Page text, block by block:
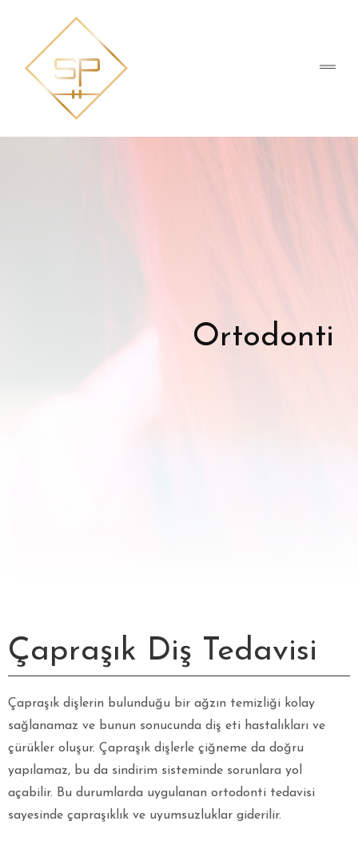
Ortodonti
Çapraşık Diş Tedavisi
Çapraşık dişlerin bulunduğu bir ağzın temizliği kolay
sağlanamaz ve bunun sonucunda diş eti hastalıkları ve
çürükler oluşur. Çapraşık dişlerle çiğneme da doğru
yapılamaz, bu da sindirim sisteminde sorunlara yol
açabilir. Bu durumlarda uygulanan ortodonti tedavisi
sayesinde çapraşıklık ve uyumsuzluklar giderilir.